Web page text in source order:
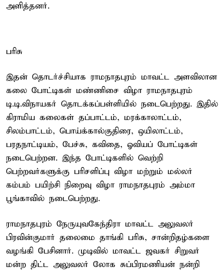
அளித்தனர்.
பரிசு
இதன் தொடர்ச்சியாக ராமநாதபுரம் மாவட்ட அளவிலான
கலை போட்டிகள் மண்ணிசை விழா ராமநாதபுரம்
டி.டி.விநாயகர் தொடக்கப்பள்ளியில் நடைபெற்றது. இதில்
கிராமிய கலைகள் தப்பாட்டம், மரக்காலாட்டம்,
சிலம்பாட்டம், பொய்க்கால்குதிரை, ஒயிலாட்டம்,
பரதநாட்டியம், பேச்சு, கவிதை, ஓவியப் போட்டிகள்
நடைபெற்றன. இந்த போட்டிகளில் வெற்றி
பெற்றவர்களுக்கு பரிசளிப்பு விழா மற்றும் மல்லர்
கம்பம் பயிற்சி நிறைவு விழா ராமநாதபுரம் அம்மா
பூங்காவில் நடைபெற்றது.
ராமநாதபுரம் நேருயுவகேந்திரா மாவட்ட அலுவலர்
பிரவின்குமார் தலைமை தாங்கி பரிசு, சான்றிதழ்களை
வழங்கி பேசினார். முடிவில் மாவட்ட ஜவகர் சிறுவர்
மன்ற திட்ட அலுவலர் லோக சுப்பிரமணியன் நன்றி